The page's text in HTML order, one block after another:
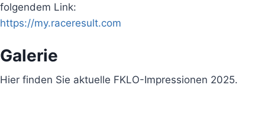
folgendem Link:
https://my.raceresult.com
Galerie
Hier finden Sie aktuelle FKLO-Impressionen 2025.